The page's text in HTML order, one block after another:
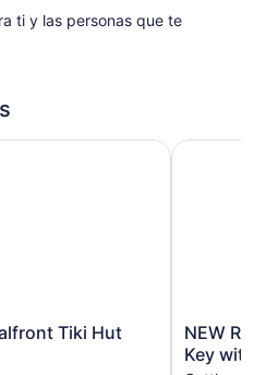
ti y las personas que te
Tiki Hut
Tiki Hut Dock
NEW
Rental
~
NEW
Key
NEW